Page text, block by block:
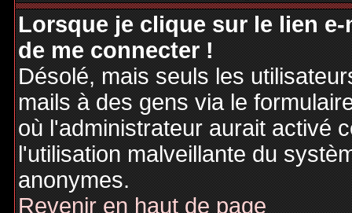
Lorsque je clique sur le lien
de me connecter !
Désolé, mais seuls les
mails à des gens via le
où l'administrateur aurait activé
l'utilisation malveillante du
anonymes.
Revenir en haut de page